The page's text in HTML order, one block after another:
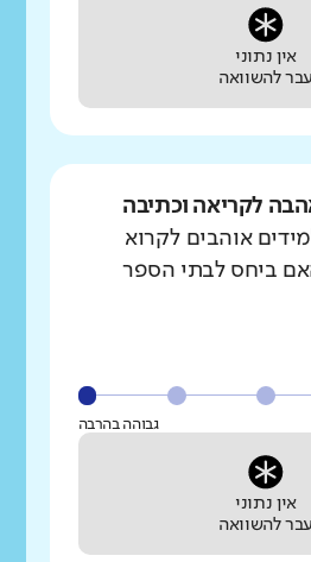
אין נתוני
עבר להשוואה
לקריאה וכתיבה
אוהבים לקרוא
ביחס לבתי הספר
גבוהה בהרבה
אין נתוני
עבר להשוואה